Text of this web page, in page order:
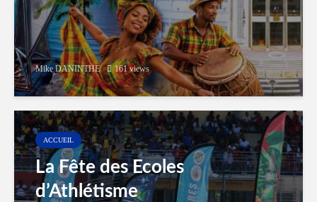
Mike DANINTHE 161 views
ACCUEIL
La Fête des Ecoles
d’Athlétisme